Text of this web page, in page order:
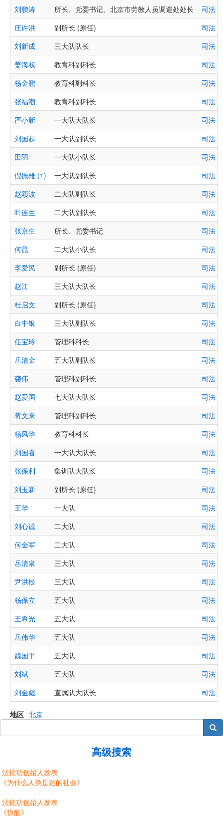
刘鹏涛
所长、党委书记、北京市劳教人员调遣处处长
司法 -
庄许洪
副所长 (原任)
司法 -
刘新成
三大队队长
司法 -
姜海权
教育科副科长
司法 -
杨金鹏
教育科副科长
司法 -
张福潮
教育科副科长
司法 -
严小新
一大队大队长
司法 -
刘国起
一大队副队长
司法 -
田羽
一大队小队长
司法 -
倪振雄 (1)
一大队副队长
司法 -
赵颖波
二大队副队长
司法 -
叶连生
二大队副队长
司法 -
张京生
所长、党委书记
司法 -
何昆
二大队小队长
司法 -
李爱民
副所长 (原任)
司法 -
赵江
三大队大队长
司法 -
杜启文
副所长 (原任)
司法 -
白中银
三大队副队长
司法 -
任宝玲
管理科科长
司法 -
岳清金
五大队副队长
司法 -
龚伟
管理科副科长
司法 -
赵爱国
七大队大队长
司法 -
蒋文来
管理科副科长
司法 -
杨风华
教育科科长
司法 -
刘国喜
一大队大队长
司法 -
张保利
集训队大队长
司法 -
刘玉新
副所长 (原任)
司法 -
王华
一大队
司法 -
刘心诚
二大队
司法 -
何金军
二大队
司法 -
岳清泉
三大队
司法 -
尹洪松
三大队
司法 -
杨保立
五大队
司法 -
王希光
五大队
司法 -
岳伟华
五大队
司法 -
魏国平
五大队
司法 -
刘斌
五大队
司法 -
刘金彪
直属队大队长 司法 -
地区 北京
搜索
高级搜索
法轮功创始人发表
《为什么人类是迷的社会》
法轮功创始人发表
《惊醒》